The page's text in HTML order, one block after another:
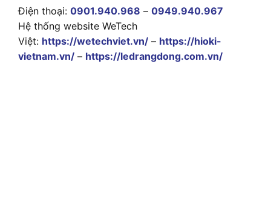
Điện thoại: 0901.940.968 – 0949.940.967
Hệ thống website WeTech
Việt: https://wetechviet.vn/ – https://hioki-
vietnam.vn/ – https://ledrangdong.com.vn/